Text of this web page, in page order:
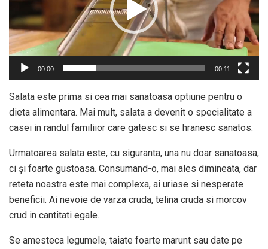
00:00 00:11
Salata este prima si cea mai sanatoasa optiune pentru o
dieta alimentara. Mai mult, salata a devenit o specialitate a
casei in randul familiior care gatesc si se hranesc sanatos.
Urmatoarea salata este, cu siguranta, una nu doar sanatoasa,
ci și foarte gustoasa. Consumand-o, mai ales dimineata, dar
reteta noastra este mai complexa, ai uriase si nesperate
beneficii. Ai nevoie de varza cruda, telina cruda si morcov
crud in cantitati egale.
Se amesteca legumele, taiate foarte marunt sau date pe